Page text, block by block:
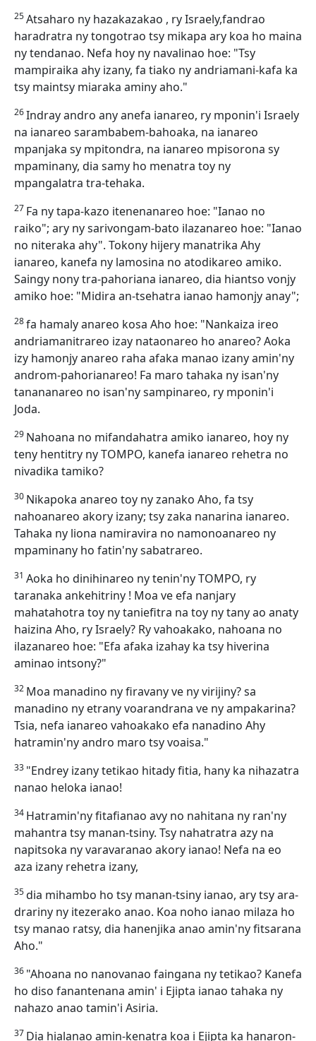
25Atsaharo ny hazakazakao , ry Israely,fandrao
haradratra ny tongotrao tsy mikapa ary koa ho maina
ny tendanao. Nefa hoy ny navalinao hoe: "Tsy
mampiraika ahy izany, fa tiako ny andriamani-kafa ka
tsy maintsy miaraka aminy aho."
26Indray andro any anefa ianareo, ry mponin'i Israely
na ianareo sarambabem-bahoaka, na ianareo
mpanjaka sy mpitondra, na ianareo mpisorona sy
mpaminany, dia samy ho menatra toy ny
mpangalatra tra-tehaka.
27 Fa ny tapa-kazo itenenanareo hoe: "Ianao no
raiko"; ary ny sarivongam-bato ilazanareo hoe: "Ianao
no niteraka ahy". Tokony hijery manatrika Ahy
ianareo, kanefa ny lamosina no atodikareo amiko.
Saingy nony tra-pahoriana ianareo, dia hiantso vonjy
amiko hoe: "Midira an-tsehatra ianao hamonjy anay";
28fa hamaly anareo kosa Aho hoe: "Nankaiza ireo
andriamanitrareo izay nataonareo ho anareo? Aoka
izy hamonjy anareo raha afaka manao izany amin'ny
androm-pahorianareo! Fa maro tahaka ny isan'ny
tanananareo no isan'ny sampinareo, ry mponin'i
Joda.
29 Nahoana no mifandahatra amiko ianareo, hoy ny
teny hentitry ny TOMPO, kanefa ianareo rehetra no
nivadika tamiko?
30 Nikapoka anareo toy ny zanako Aho, fa tsy
nahoanareo akory izany; tsy zaka nanarina ianareo.
Tahaka ny liona namiravira no namonoanareo ny
mpaminany ho fatin'ny sabatrareo.
31 Aoka ho dinihinareo ny tenin'ny TOMPO, ry
taranaka ankehitriny ! Moa ve efa nanjary
mahatahotra toy ny taniefitra na toy ny tany ao anaty
haizina Aho, ry Israely? Ry vahoakako, nahoana no
ilazanareo hoe: "Efa afaka izahay ka tsy hiverina
aminao intsony?"
32 Moa manadino ny firavany ve ny virijiny? sa
manadino ny etrany voarandrana ve ny ampakarina?
Tsia, nefa ianareo vahoakako efa nanadino Ahy
hatramin'ny andro maro tsy voaisa."
33 "Endrey izany tetikao hitady fitia, hany ka nihazatra
nanao heloka ianao!
34 Hatramin'ny fitafianao avy no nahitana ny ran'ny
mahantra tsy manan-tsiny. Tsy nahatratra azy na
napitsoka ny varavaranao akory ianao! Nefa na eo
aza izany rehetra izany,
35dia mihambo ho tsy manan-tsiny ianao, ary tsy ara-
drariny ny itezerako anao. Koa noho ianao milaza ho
tsy manao ratsy, dia hanenjika anao amin'ny fitsarana
Aho."
36 "Ahoana no nanovanao faingana ny tetikao? Kanefa
ho diso fanantenana amin' i Ejipta ianao tahaka ny
nahazo anao tamin'i Asiria.
37 Dia hialanao amin-kenatra koa i Ejipta ka hanaron-